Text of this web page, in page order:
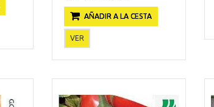
AÑADIR A LA CESTA
VER